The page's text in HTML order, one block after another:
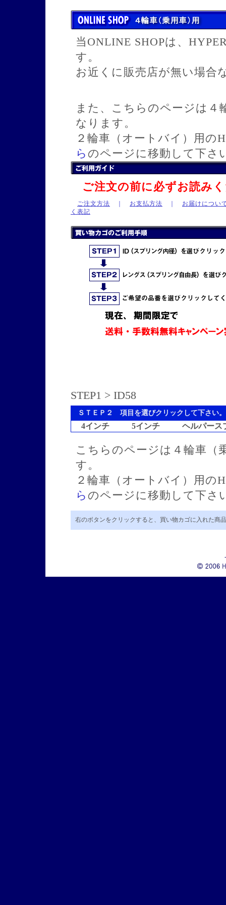
当ONLINE SHOPは、
す。
お近くに販売店が無い場合
また、こちらのページは４
なります。
２輪車（オートバイ）用の
ら のページに移動して下さ
ご注文の前に必ずお読み
ご注文方法 お支払方法
お届けについ
く表記
STEP1 > ID58
ＳＴＥＰ２ 項目を選びクリックして下さい。
4インチ 5インチ ヘルパース
こちらのページは４輪車（
す。
２輪車（オートバイ）用の
ら のページに移動して下さ
右のボタンをクリックすると、買い物カゴに入れた商